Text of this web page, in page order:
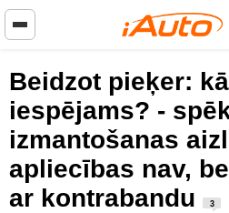
Beidzot pieķer:
iespējams? -
izmantošanas
apliecības nav,
ar kontrabandu
3